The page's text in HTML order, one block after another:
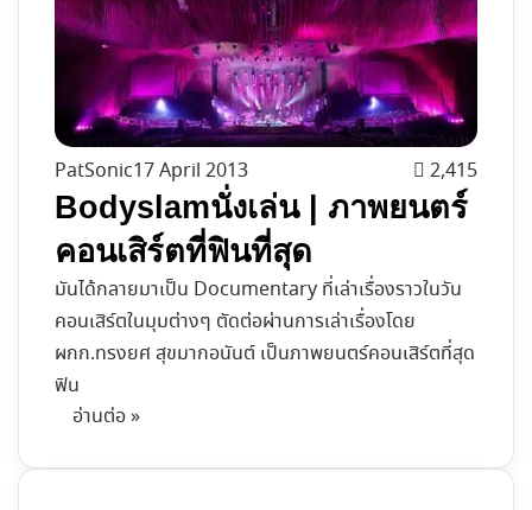
PatSonic17 April 2013 2,415
Bodyslamนั่งเล่น | ภาพยนตร์
คอนเสิร์ตที่ฟินที่สุด
มันได้กลายมาเป็น Documentary ที่เล่าเรื่องราวในวัน
คอนเสิร์ตในมุมต่างๆ ตัดต่อผ่านการเล่าเรื่องโดย
ผกก.ทรงยศ สุขมากอนันต์ เป็นภาพยนตร์คอนเสิร์ตที่สุด
ฟิน
อ่านต่อ »